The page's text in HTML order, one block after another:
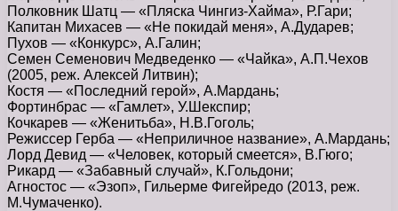
Полковник Шатц — «Пляска Чингиз-Хайма», Р.Гари;
Капитан Михасев — «Не покидай меня», А.Дударев;
Пухов — «Конкурс», А.Галин;
Семен Семенович Медведенко — «Чайка», А.П.Чехов
(2005, реж. Алексей Литвин);
Костя — «Последний герой», А.Мардань;
Фортинбрас — «Гамлет», У.Шекспир;
Кочкарев — «Женитьба», Н.В.Гоголь;
Режиссер Герба — «Неприличное название», А.Мардань;
Лорд Девид — «Человек, который смеется», В.Гюго;
Рикард — «Забавный случай», К.Гольдони;
Агностос — «Эзоп», Гильерме Фигейредо (2013, реж.
М.Чумаченко).